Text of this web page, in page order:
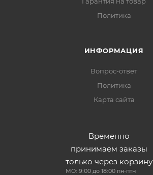
Политика
ИНФОРМАЦИЯ
Вопрос-ответ
Политика
Карта сайта
Временно
принимаем заказы
только через корзину
МО: 9:00 до 18:00 пн-птн